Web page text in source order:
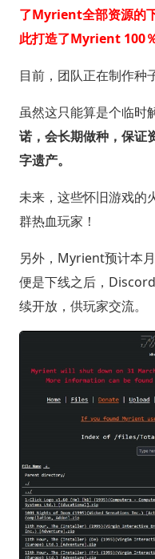
了Myrient全部资源的
此打造了Myrient 100％
目前，团队正在制作种
虽然这只能算是个临时
诺，会长期做种，保证
字遗产。
未来，这些怀旧游戏的
群热血玩家！
另外，Myrient预计本
便是下线之后，
续开放，供玩家交流。